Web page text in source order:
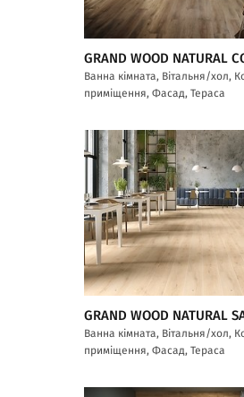
GRAND WOOD NATURAL
Ванна кімната, Вітальня/хол,
приміщення, Фасад, Тераса
GRAND WOOD NATURAL
Ванна кімната, Вітальня/хол,
приміщення, Фасад, Тераса